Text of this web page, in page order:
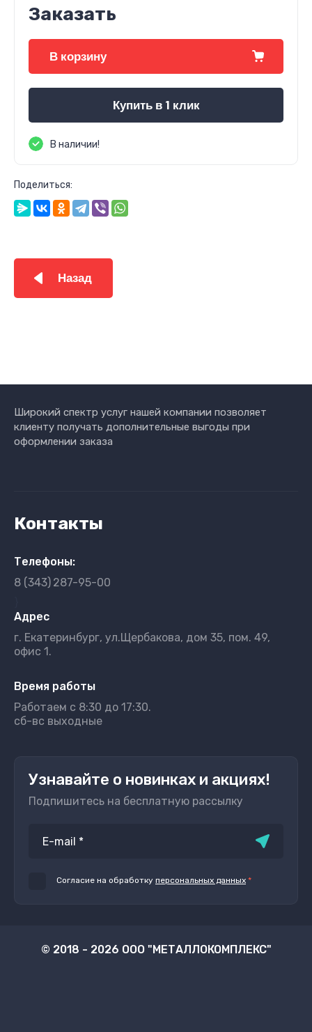
Заказать
В корзину
Купить в 1 клик
В наличии!
Поделиться:
Назад
Широкий спектр услуг нашей компании позволяет
клиенту получать дополнительные выгоды при
оформлении заказа
Контакты
Телефоны:
8 (343) 287-95-00
Адрес
г. Екатеринбург, ул.Щербакова, дом 35, пом. 49,
офис 1.
Время работы
Работаем с 8:30 до 17:30.
сб-вс выходные
Узнавайте о новинках и акциях!
Подпишитесь на бесплатную рассылку
Согласие на обработку персональных данных *
© 2018 - 2026 ООО "МЕТАЛЛОКОМПЛЕКС"